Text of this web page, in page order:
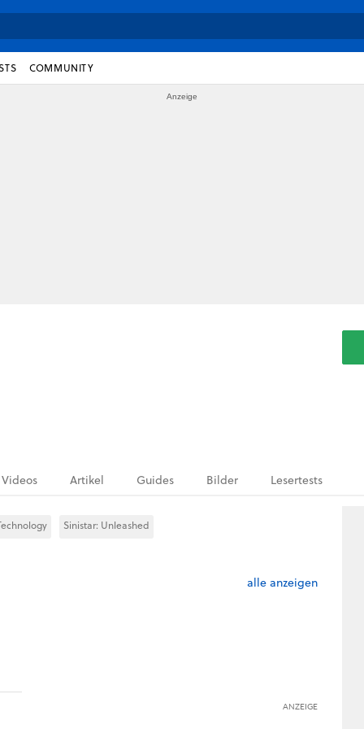
COMMUNITY
Videos Artikel Guides Bilder Lesertests
Sinistar: Unleashed
alle anzeigen
ANZEIGE